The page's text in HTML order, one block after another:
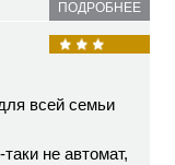
ПОДРОБНЕЕ
всей семьи
не автомат,